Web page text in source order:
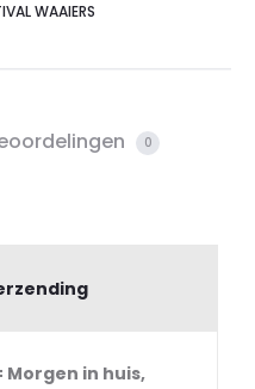
WAAIERS
0
in huis,